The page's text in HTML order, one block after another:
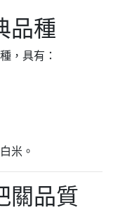
品種
，具有：
米。
關品質